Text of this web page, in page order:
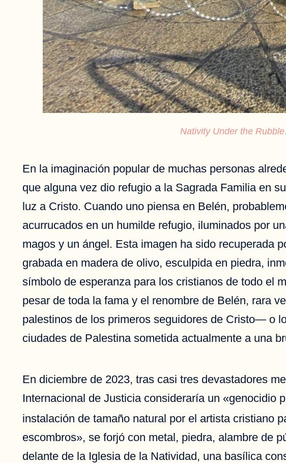
Nativity Under the Rubble
En la imaginación popular de muchas personas
que alguna vez dio refugio a la Sagrada Familia en
luz a Cristo. Cuando uno piensa en Belén,
acurrucados en un humilde refugio, iluminados por
magos y un ángel. Esta imagen ha sido recuperada
grabada en madera de olivo, esculpida en piedra,
símbolo de esperanza para los cristianos de todo el
pesar de toda la fama y el renombre de Belén, rara
palestinos de los primeros seguidores de Cristo— o
ciudades de Palestina sometida actualmente a una
En diciembre de 2023, tras casi tres devastadores
Internacional de Justicia consideraría un «genocidio
instalación de tamaño natural por el artista cristiano
escombros», se forjó con metal, piedra, alambre de
delante de la Iglesia de la Natividad, una basílica